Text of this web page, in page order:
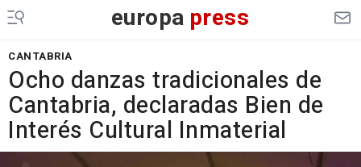
europa press
CANTABRIA
Ocho danzas tradicionales de
Cantabria, declaradas Bien de
Interés Cultural Inmaterial